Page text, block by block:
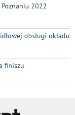
2022
obsługi układu
finiszu